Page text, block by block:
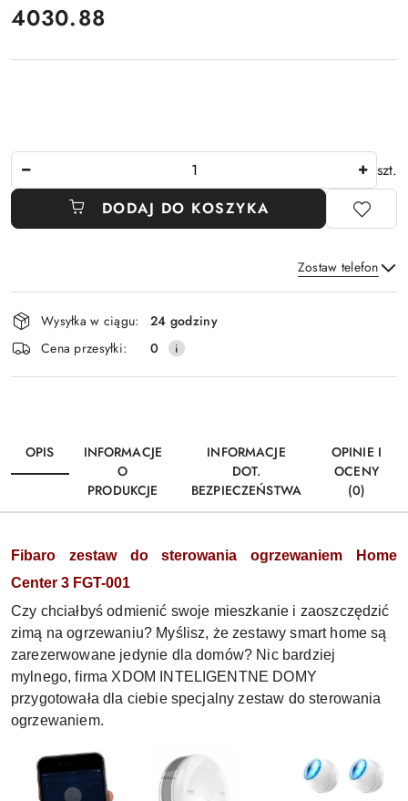
cena:
4030.88
szt.
DODAJ DO KOSZYKA
Zostaw telefon
Wyślij
Dostępność
i
dostawa
Wysyłka w ciągu:
24 godziny
Cena przesyłki:
0
OPIS
INFORMACJE
O
PRODUKCJE
INFORMACJE
DOT.
BEZPIECZEŃSTWA
OPINIE I
OCENY
(0)
Fibaro zestaw do sterowania ogrzewaniem Home
Center 3 FGT-001
Czy chciałbyś odmienić swoje mieszkanie i zaoszczędzić
zimą na ogrzewaniu? Myślisz, że zestawy smart home są
zarezerwowane jedynie dla domów? Nic bardziej
mylnego, firma XDOM INTELIGENTNE DOMY
przygotowała dla ciebie specjalny zestaw do sterowania
ogrzewaniem.